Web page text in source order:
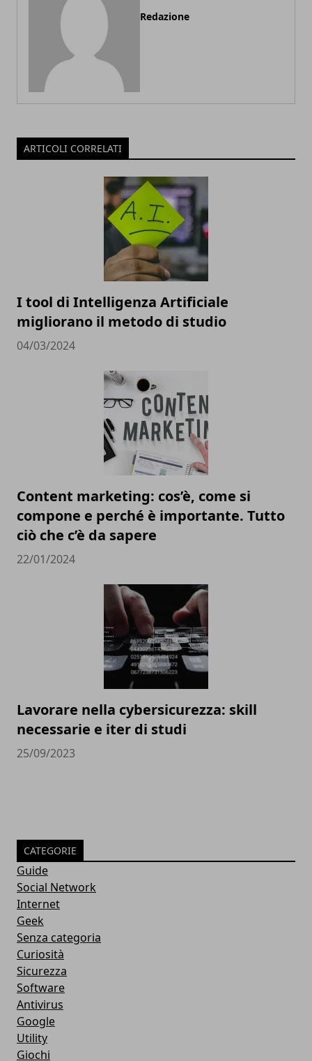
Redazione
ARTICOLI CORRELATI
I tool di Intelligenza Artificiale
migliorano il metodo di studio
04/03/2024
Content marketing: cos’è, come si
compone e perché è importante. Tutto
ciò che c’è da sapere
22/01/2024
Lavorare nella cybersicurezza: skill
necessarie e iter di studi
25/09/2023
CATEGORIE
Guide
Social Network
Internet
Geek
Senza categoria
Curiosità
Sicurezza
Software
Antivirus
Google
Utility
Giochi